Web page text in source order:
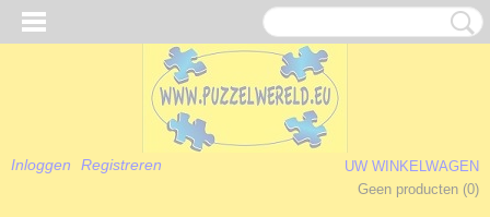
Inloggen Registreren
UW WINKELWAGEN
Geen producten (0)